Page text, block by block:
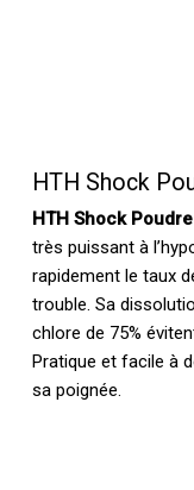
HTH Shock
HTH Shock
très puissant à
rapidement le taux
trouble. Sa
chlore de 75%
Pratique et facile à
sa poignée.